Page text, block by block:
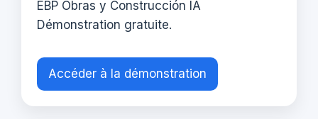
EBP Obras y Construcción IA
Démonstration gratuite.
Accéder à la démonstration